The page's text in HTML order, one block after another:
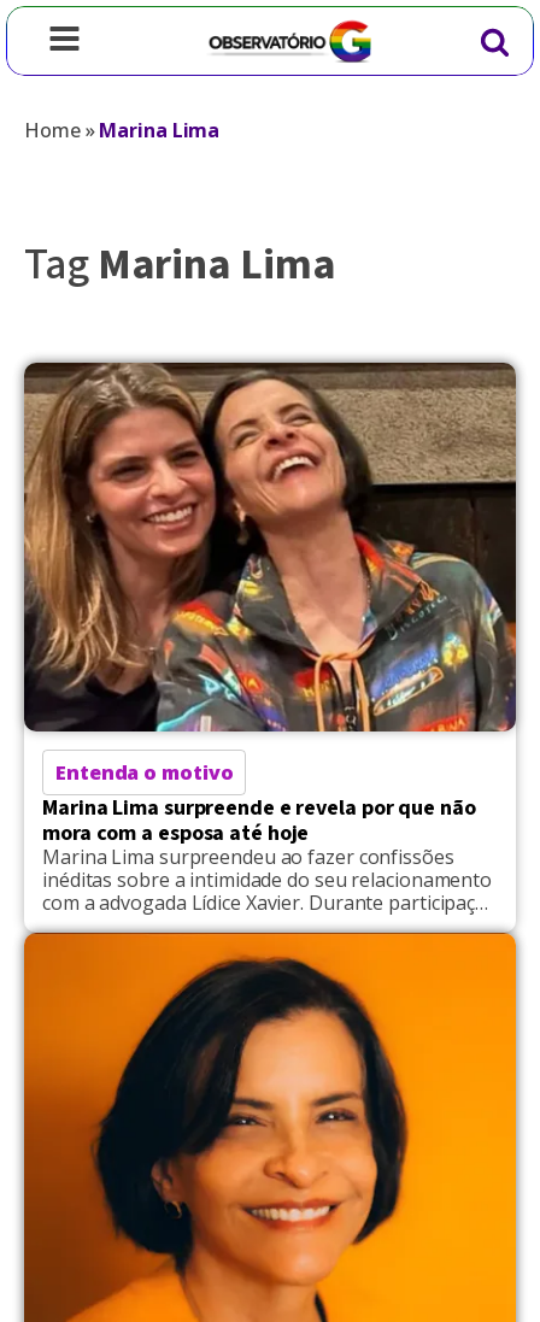
Home»Marina Lima
TagMarina Lima
Entenda o motivo
Marina Lima surpreende e revela por que não
mora com a esposa até hoje
Marina Lima surpreendeu ao fazer confissões
inéditas sobre a intimidade do seu relacionamento
com a advogada Lídice Xavier. Durante participação
no podcast de Joyce Pascowitch, a cantora e
compositora explicou o motivo pelo qual elas
optaram por morar em casas separadas. "Eu não
moro junto. Não é uma coisa que se recomende.
Morar junto é […]